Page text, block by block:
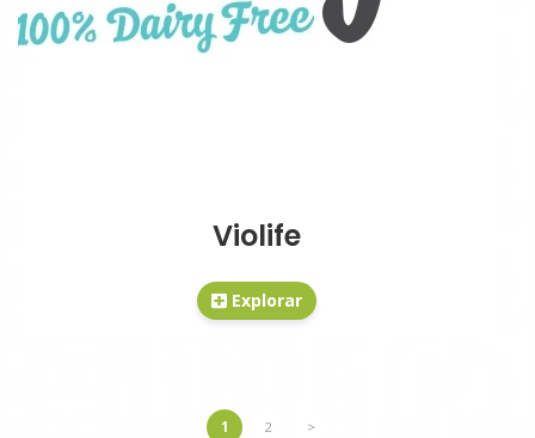
Violife
Explorar
1 2 >